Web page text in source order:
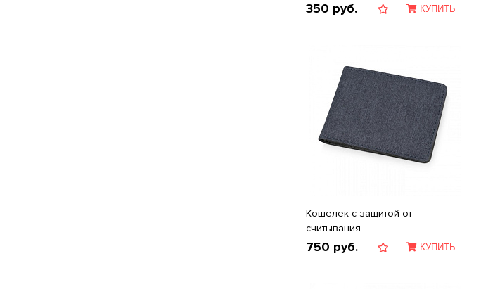
350 руб. КУПИТЬ
Кошелек с защитой от
считывания
750 руб. КУПИТЬ